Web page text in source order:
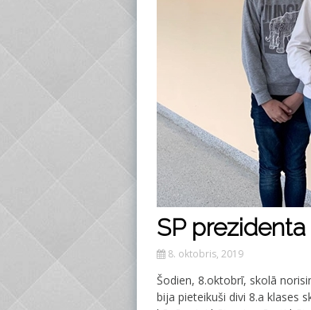
SP
8. oktobris, 2019
Šodien, 8.oktobrī, skolā
bija pieteikuši divi 8.a klases